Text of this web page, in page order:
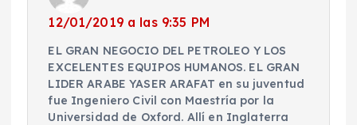
12/01/2019 a las 9:35 PM
EL GRAN NEGOCIO DEL PETROLEO Y LOS
EXCELENTES EQUIPOS HUMANOS. EL GRAN
LIDER ARABE YASER ARAFAT en su juventud
fue Ingeniero Civil con Maestría por la
Universidad de Oxford. Allí en Inglaterra